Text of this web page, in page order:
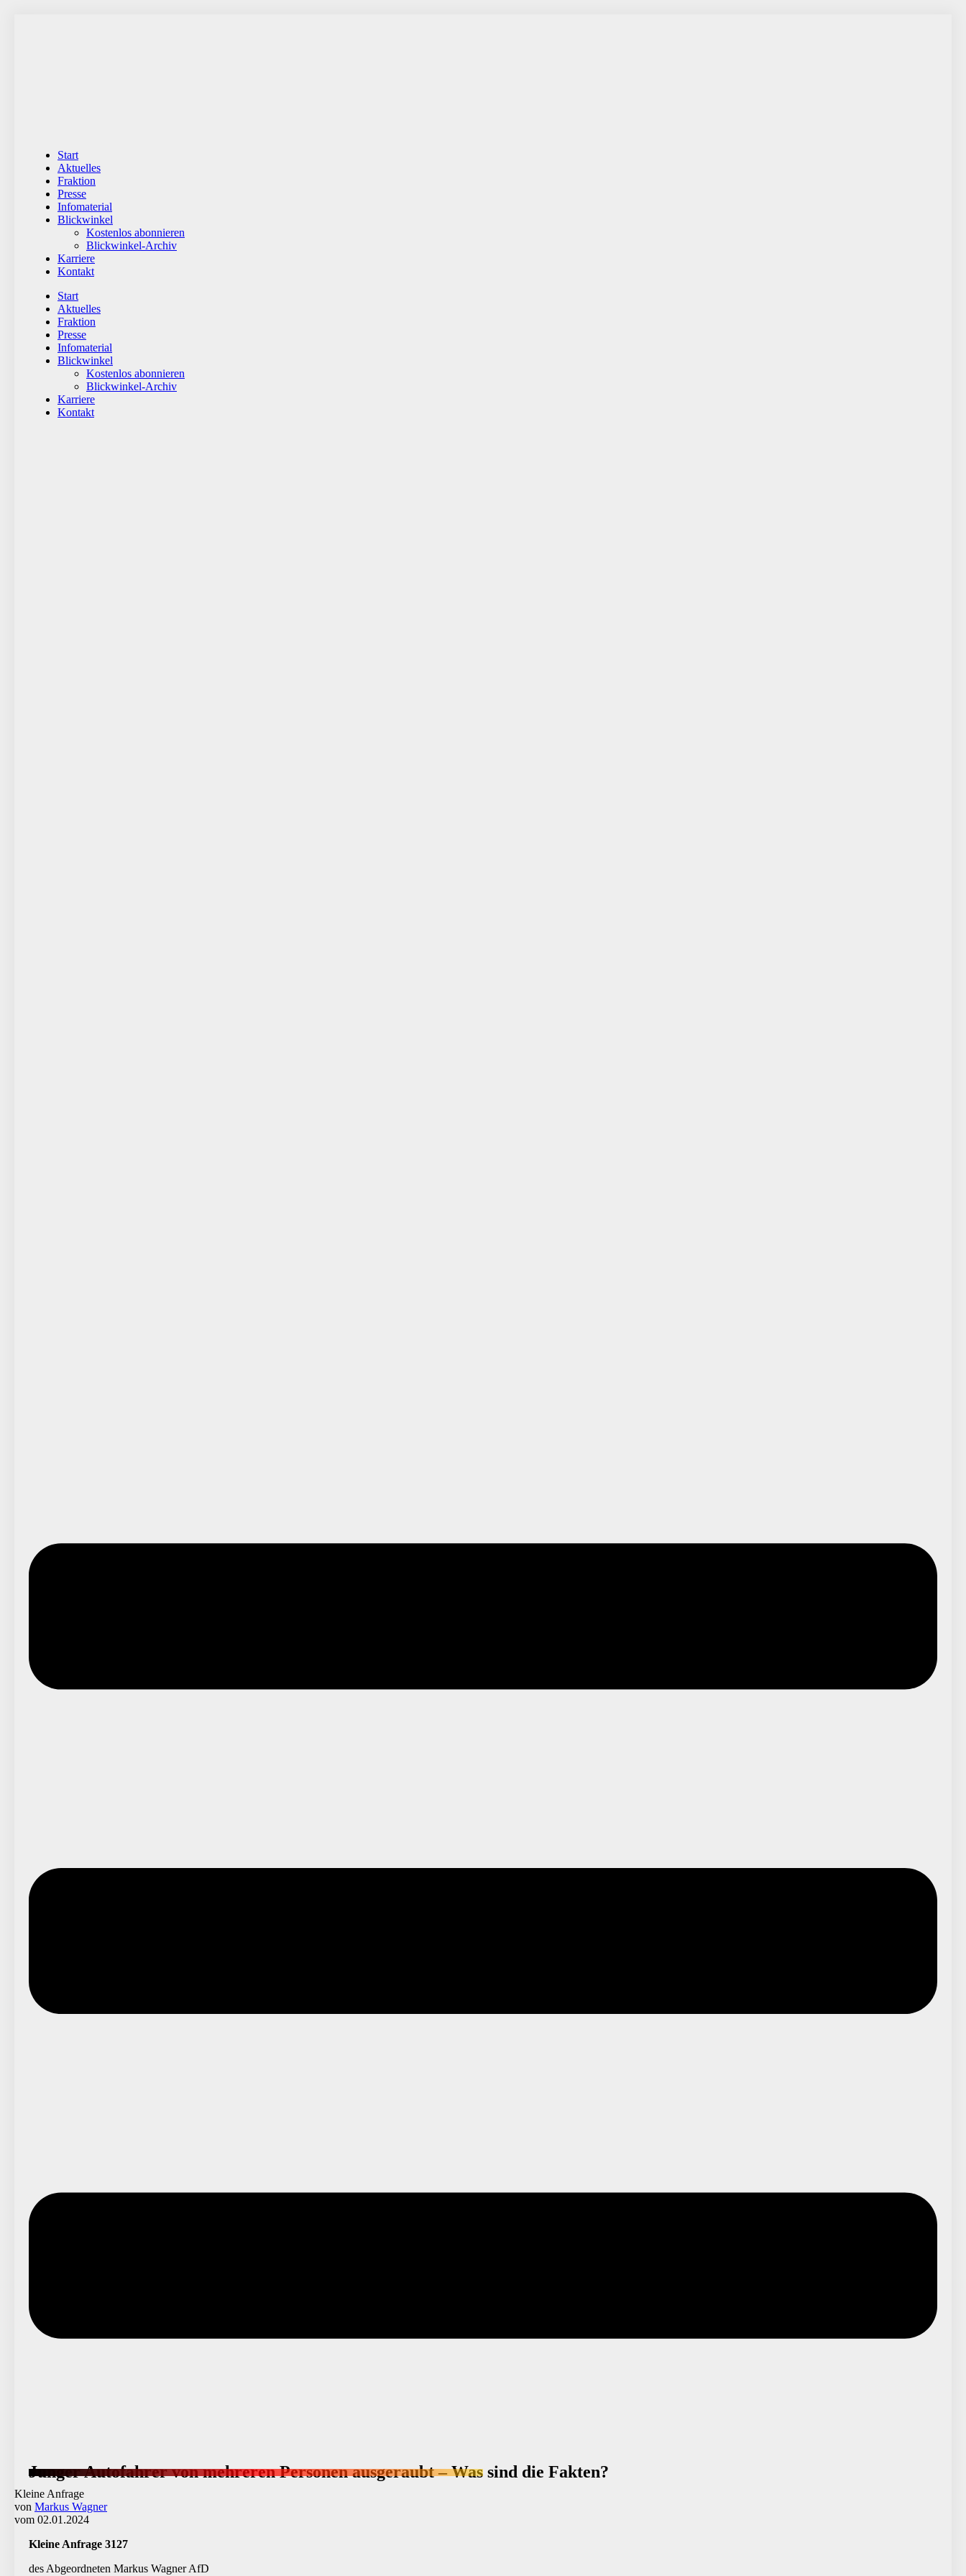
Start
Aktuelles
Fraktion
Presse
Infomaterial
Blickwinkel
Kostenlos abonnieren
Blickwinkel-Archiv
Karriere
Kontakt
Start
Aktuelles
Fraktion
Presse
Infomaterial
Blickwinkel
Kostenlos abonnieren
Blickwinkel-Archiv
Karriere
Kontakt
Junger Autofahrer von mehreren Personen ausgeraubt – Was sind die Fakten?
Kleine Anfrage
von Markus Wagner
vom 02.01.2024
Kleine Anfrage 3127
des Abgeordneten Markus Wagner AfD